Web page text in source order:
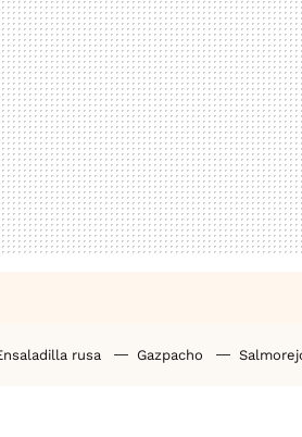
rusa Gazpacho